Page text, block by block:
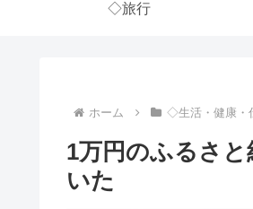
◇旅行
ホーム ◇生活・健康・
1万円のふるさ
いた